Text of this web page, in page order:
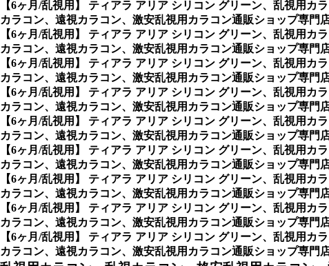
【6ヶ月/乱視用】 ティアラ アリア シリコン グリーン、乱視用
カラコン、遠視カラコン、激安乱視用カラコン通販ショップ専門
【6ヶ月/乱視用】 ティアラ アリア シリコン グリーン、乱視用
カラコン、遠視カラコン、激安乱視用カラコン通販ショップ専門
【6ヶ月/乱視用】 ティアラ アリア シリコン グリーン、乱視用
カラコン、遠視カラコン、激安乱視用カラコン通販ショップ専門
【6ヶ月/乱視用】 ティアラ アリア シリコン グリーン、乱視用
カラコン、遠視カラコン、激安乱視用カラコン通販ショップ専門
【6ヶ月/乱視用】 ティアラ アリア シリコン グリーン、乱視用
カラコン、遠視カラコン、激安乱視用カラコン通販ショップ専門
【6ヶ月/乱視用】 ティアラ アリア シリコン グリーン、乱視用
カラコン、遠視カラコン、激安乱視用カラコン通販ショップ専門
【6ヶ月/乱視用】 ティアラ アリア シリコン グリーン、乱視用
カラコン、遠視カラコン、激安乱視用カラコン通販ショップ専門
【6ヶ月/乱視用】 ティアラ アリア シリコン グリーン、乱視用
カラコン、遠視カラコン、激安乱視用カラコン通販ショップ専門
【6ヶ月/乱視用】 ティアラ アリア シリコン グリーン、乱視用
カラコン、遠視カラコン、激安乱視用カラコン通販ショップ専門